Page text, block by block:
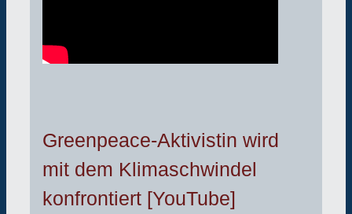
Greenpeace-Aktivistin wird
mit dem Klimaschwindel
konfrontiert [YouTube]